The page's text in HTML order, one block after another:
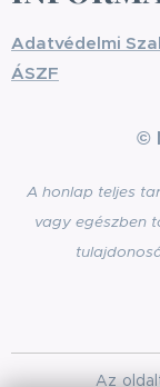
Adatvédelmi
ÁSZF
©
A honlap teljes
vagy egészben
Az